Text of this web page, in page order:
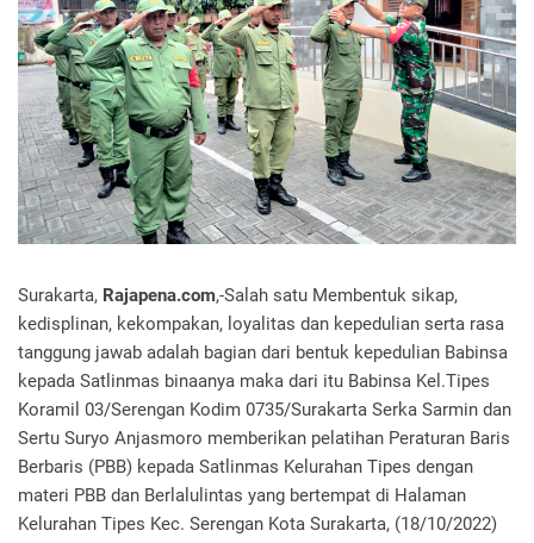
Surakarta, Rajapena.com,-Salah satu Membentuk sikap,
kedisplinan, kekompakan, loyalitas dan kepedulian serta rasa
tanggung jawab adalah bagian dari bentuk kepedulian Babinsa
kepada Satlinmas binaanya maka dari itu Babinsa Kel.Tipes
Koramil 03/Serengan Kodim 0735/Surakarta Serka Sarmin dan
Sertu Suryo Anjasmoro memberikan pelatihan Peraturan Baris
Berbaris (PBB) kepada Satlinmas Kelurahan Tipes dengan
materi PBB dan Berlalulintas yang bertempat di Halaman
Kelurahan Tipes Kec. Serengan Kota Surakarta, (18/10/2022)